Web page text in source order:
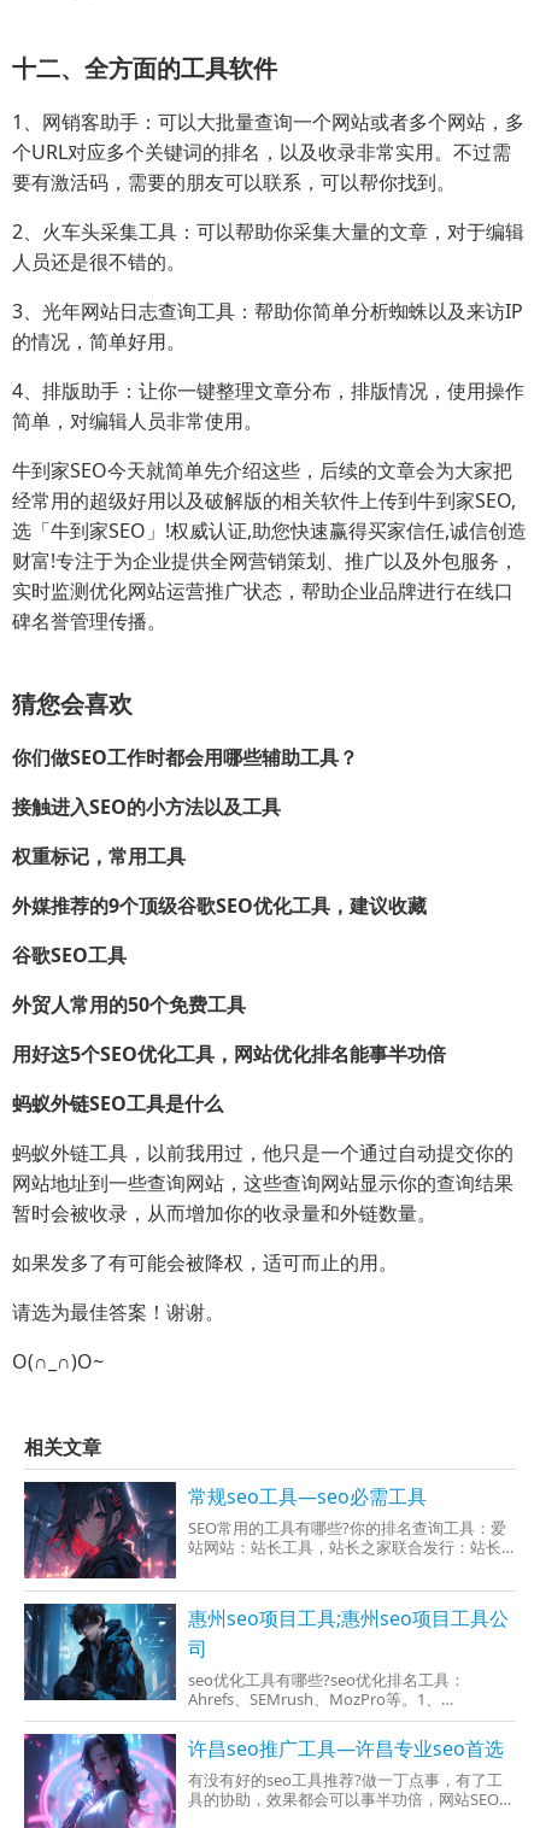
十二、全方面的工具软件
1、网销客助手：可以大批量查询一个网站或者多个网站，多
个URL对应多个关键词的排名，以及收录非常实用。不过需
要有激活码，需要的朋友可以联系，可以帮你找到。
2、火车头采集工具：可以帮助你采集大量的文章，对于编辑
人员还是很不错的。
3、光年网站日志查询工具：帮助你简单分析蜘蛛以及来访IP
的情况，简单好用。
4、排版助手：让你一键整理文章分布，排版情况，使用操作
简单，对编辑人员非常使用。
牛到家SEO今天就简单先介绍这些，后续的文章会为大家把
经常用的超级好用以及破解版的相关软件上传到牛到家SEO,
选「牛到家SEO」!权威认证,助您快速赢得买家信任,诚信创造
财富!专注于为企业提供全网营销策划、推广以及外包服务，
实时监测优化网站运营推广状态，帮助企业品牌进行在线口
碑名誉管理传播。
猜您会喜欢
你们做SEO工作时都会用哪些辅助工具？
接触进入SEO的小方法以及工具
权重标记，常用工具
外媒推荐的9个顶级谷歌SEO优化工具，建议收藏
谷歌SEO工具
外贸人常用的50个免费工具
用好这5个SEO优化工具，网站优化排名能事半功倍
蚂蚁外链SEO工具是什么
蚂蚁外链工具，以前我用过，他只是一个通过自动提交你的
网站地址到一些查询网站，这些查询网站显示你的查询结果
暂时会被收录，从而增加你的收录量和外链数量。
如果发多了有可能会被降权，适可而止的用。
请选为最佳答案！谢谢。
O(∩_∩)O~
相关文章
常规seo工具—seo必需工具
SEO常用的工具有哪些?你的排名查询工具：爱
站网站：站长工具，站长之家联合发行：站长
统计！要是你会一些代码，会一些简单点图片
处理，还要200以内工具网页制作软件：
dreamwe
惠州seo项目工具;惠州seo项目工具公
司
seo优化工具有哪些?seo优化排名工具：
Ahrefs、SEMrush、MozPro等。1、
AhrefsAhrefs是一款的很强横无比的SEO工具，
它可以帮助分析竞争对手的关键词和链接情
况。按照可以使用Ahrefs，这个可以找到几个与
网站相关的高质量链接，并能够追踪这些个链
接
许昌seo推广工具—许昌专业seo首选
有没有好的seo工具推荐?做一丁点事，有了工
具的协助，效果都会可以事半功倍，网站SEO优